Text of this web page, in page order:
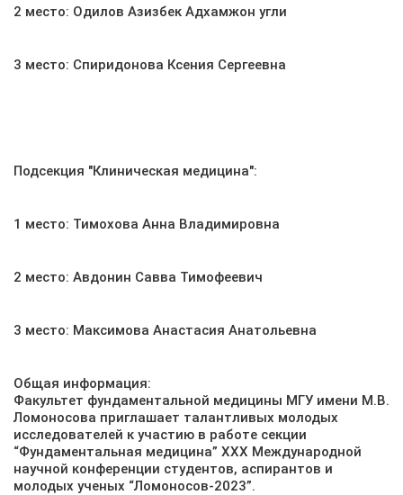
2 место: Одилов Азизбек Адхамжон угли
3 место: Спиридонова Ксения Сергеевна
Подсекция "Клиническая медицина":
1 место: Тимохова Анна Владимировна
2 место: Авдонин Савва Тимофеевич
3 место: Максимова Анастасия Анатольевна
Общая информация:
Факультет фундаментальной медицины МГУ имени М.В.
Ломоносова приглашает талантливых молодых
исследователей к участию в работе секции
“Фундаментальная медицина” XXX Международной
научной конференции студентов, аспирантов и
молодых ученых “Ломоносов-2023”.